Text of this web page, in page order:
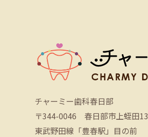
チャーミー歯科春日部
〒344-0046 春日部市上蛭田
東武野田線「豊春駅」目の前